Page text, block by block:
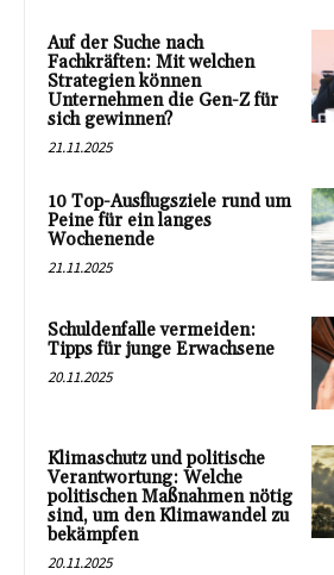
Auf der Suche nach
Fachkräften: Mit welchen
Strategien können
Unternehmen die Gen-Z für
sich gewinnen?
21.11.2025
10 Top-Ausflugsziele rund um
Peine für ein langes
Wochenende
21.11.2025
Schuldenfalle vermeiden:
Tipps für junge Erwachsene
20.11.2025
Klimaschutz und politische
Verantwortung: Welche
politischen Maßnahmen nötig
sind, um den Klimawandel zu
bekämpfen
20.11.2025